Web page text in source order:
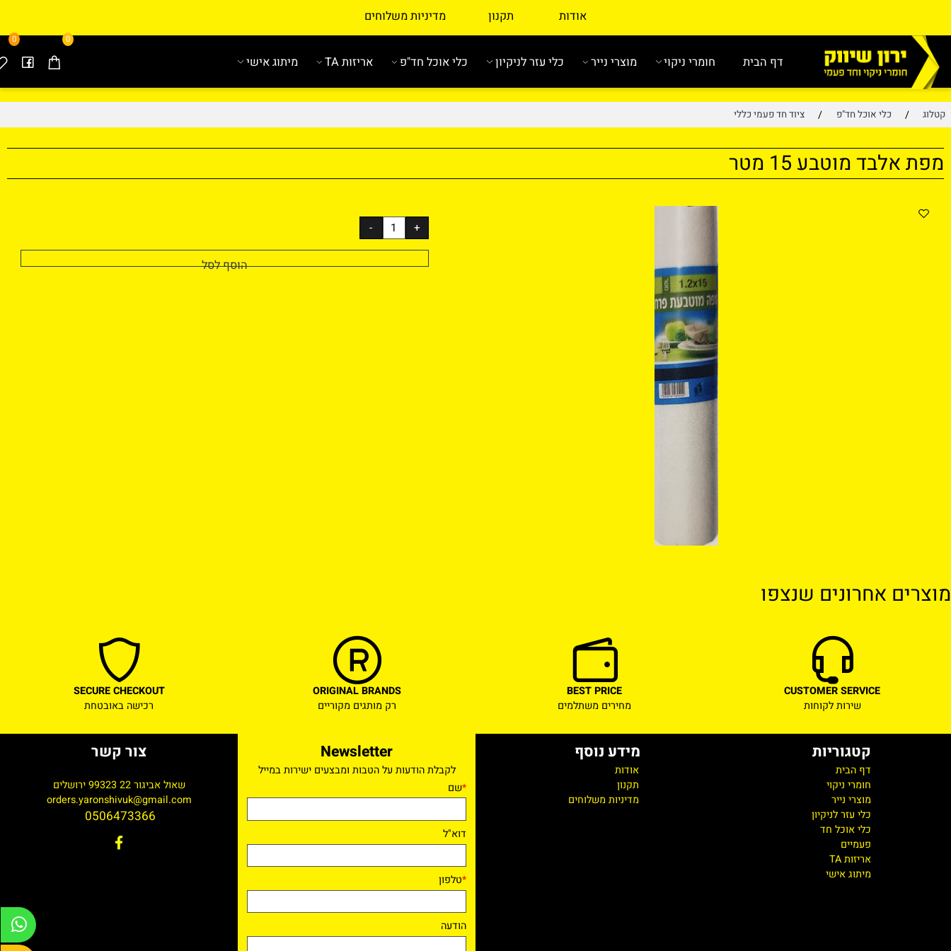
אודות תקנון מדיניות משלוחים
0 0
דף הבית חומרי ניקוי מוצרי נייר כלי עזר לניקיון כלי אוכל חד"פ אריזות TA מיתוג אישי
/ כלי אוכל חד"פ / ציוד חד פעמי כללי
מוטבע 15 מטר
הוסף לסל
שירות לקוחות מחירים משתלמים רכישה באובטחת
קטגוריות
דף הבית
חומרי ניקוי
מוצרי נייר
כלי עזר לניקיון
כלי אוכל חד
מידע נוסף
לקבלת הודעות על הטבות ומבצעים ישירות במייל
שם
דוא"ל
טלפון
צור קשר
שאול אביגור 22 99323 ירושלים
orders.yaronshivuk@gmail.com
0506473366